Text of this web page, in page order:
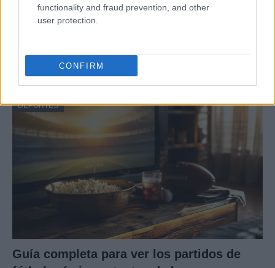
functionality and fraud prevention, and other
user protection.
CONFIRM
Métricas clave para valorar amistosos y
Transforma los datos de pretemporada en estrategias
ganadoras…
DEPORTES
Guía completa para ver los partidos de